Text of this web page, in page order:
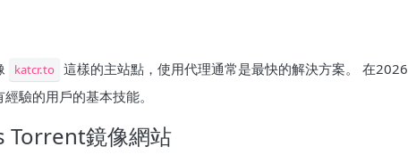
katcr.to 這樣的主站點，使用代理通常是最快的解決方案。 在2026
驗的用戶的基本技能。
Torrent鏡像網站